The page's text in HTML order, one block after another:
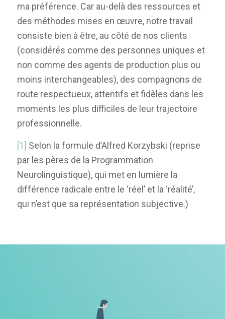
ma préférence. Car au-delà des ressources et
des méthodes mises en œuvre, notre travail
consiste bien à être, au côté de nos clients
(considérés comme des personnes uniques et
non comme des agents de production plus ou
moins interchangeables), des compagnons de
route respectueux, attentifs et fidèles dans les
moments les plus difficiles de leur trajectoire
professionnelle.
[1] Selon la formule d’Alfred Korzybski (reprise
par les pères de la Programmation
Neurolinguistique), qui met en lumière la
différence radicale entre le ‘réel’ et la ‘réalité’,
qui n’est que sa représentation subjective.)